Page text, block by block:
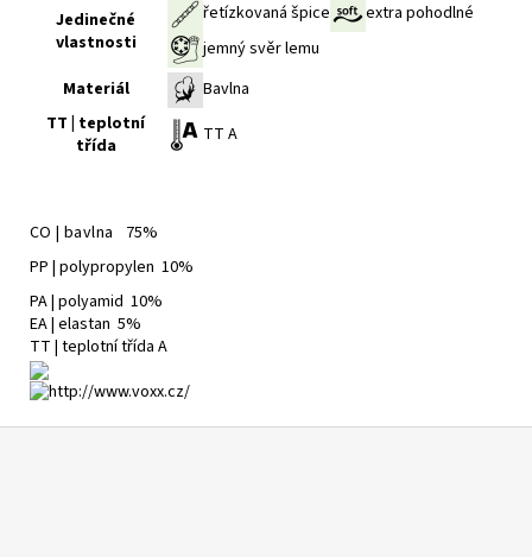
Jedinečné
vlastnosti
řetízkovaná špice
extra pohodlné
jemný svěr lemu
Materiál
Bavlna
TT | teplotní
třída
TT A
CO | bavlna 75%
PP | polypropylen 10%
PA | polyamid 10%
EA | elastan 5%
TT | teplotní třída A